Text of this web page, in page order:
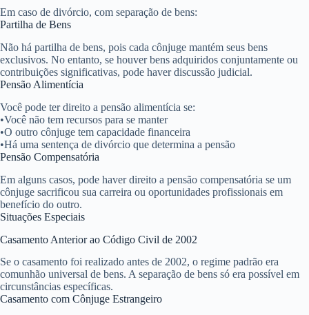
Em caso de divórcio, com separação de bens:
Partilha de Bens
Não há partilha de bens, pois cada cônjuge mantém seus bens
exclusivos. No entanto, se houver bens adquiridos conjuntamente ou
contribuições significativas, pode haver discussão judicial.
Pensão Alimentícia
Você pode ter direito a pensão alimentícia se:
•Você não tem recursos para se manter
•O outro cônjuge tem capacidade financeira
•Há uma sentença de divórcio que determina a pensão
Pensão Compensatória
Em alguns casos, pode haver direito a pensão compensatória se um
cônjuge sacrificou sua carreira ou oportunidades profissionais em
benefício do outro.
Situações Especiais
Casamento Anterior ao Código Civil de 2002
Se o casamento foi realizado antes de 2002, o regime padrão era
comunhão universal de bens. A separação de bens só era possível em
circunstâncias específicas.
Casamento com Cônjuge Estrangeiro